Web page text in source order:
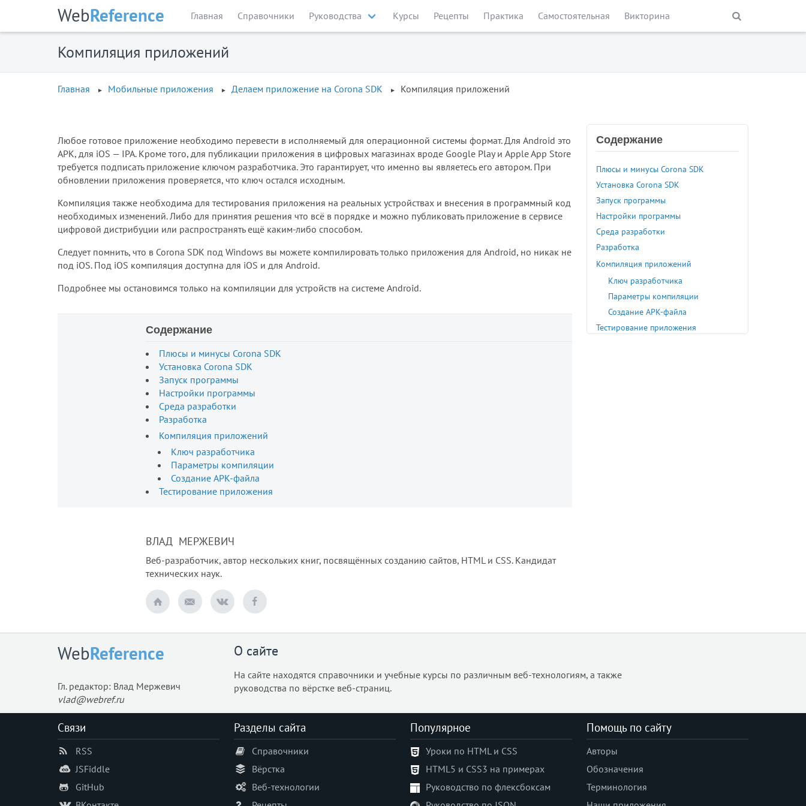
WebReference Главная Справочники Руководства Курсы Рецепты Практика Самостоятельная Викторина
Компиляция приложений
Главная Мобильные приложения Делаем приложение на Corona SDK Компиляция приложений
Любое готовое приложение необходимо перевести в исполняемый для операционной системы формат. Для Android это
APK, для iOS — IPA. Кроме того, для публикации приложения в цифровых магазинах вроде Google Play и Apple App Store
требуется подписать приложение ключом разработчика. Это гарантирует, что именно вы являетесь его автором. При
обновлении приложения проверяется, что ключ остался исходным.
Компиляция также необходима для тестирования приложения на реальных устройствах и внесения в программный код
необходимых изменений. Либо для принятия решения что всё в порядке и можно публиковать приложение в сервисе
цифровой дистрибуции или распространять ещё каким-либо способом.
Следует помнить, что в Corona SDK под Windows вы можете компилировать только приложения для Android, но никак не
под iOS. Под iOS компиляция доступна для iOS и для Android.
Подробнее мы остановимся только на компиляции для устройств на системе Android.
Содержание
Плюсы и минусы Corona SDK
Установка Corona SDK
Запуск программы
Настройки программы
Среда разработки
Разработка
Компиляция приложений
Ключ разработчика
Параметры компиляции
Создание APK-файла
Тестирование приложения
ВЛАД МЕРЖЕВИЧ
Веб-разработчик, автор нескольких книг, посвящённых созданию сайтов, HTML и CSS. Кандидат
технических наук.
Содержание
Плюсы и минусы Corona SDK
Установка Corona SDK
Запуск программы
Настройки программы
Среда разработки
Разработка
Компиляция приложений
Ключ разработчика
Параметры компиляции
Создание APK-файла
Тестирование приложения
WebReference
Гл. редактор: Влад Мержевич
vlad@webref.ru
О сайте
На сайте находятся справочники и учебные курсы по различным веб-технологиям, а также
руководства по вёрстке веб-страниц.
Связи
RSS
JSFiddle
GitHub
Разделы сайта
Справочники
Вёрстка
Веб-технологии
Популярное
Уроки по HTML и CSS
HTML5 и CSS3 на примерах
Руководство по флексбоксам
Помощь по сайту
Авторы
Обозначения
Терминология